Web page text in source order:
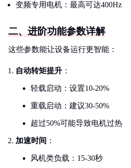
变频专用电机：最高可达400Hz
二、进阶功能参数详解
这些参数能让设备运行更智能：
自动转矩提升 ：
轻载启动：设置10-20%
重载启动：建议30-50%
超过50%可能导致电机过热
加速时间 ：
风机类负载：15-30秒